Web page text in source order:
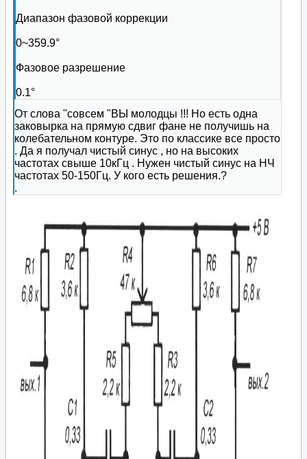
Диапазон фазовой коррекции
0~359.9°
Фазовое разрешение
0.1°
От слова "совсем "ВЫ молодцы !!! Но есть одна
заковырка на прямую сдвиг фане не получишь на
колебательном контуре. Это по классике все просто
. Да я получал чистый синус , но на высоких
частотах свыше 10кГц . Нужен чистый синус на НЧ
частотах 50-150Гц. У кого есть решения.?
.